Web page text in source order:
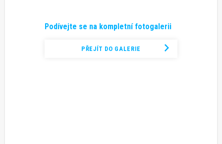
Podívejte se na kompletní fotogalerii
PŘEJÍT DO GALERIE